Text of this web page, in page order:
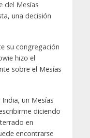
del Mesías
una decisión
su congregación
hizo el
sobre el Mesías
India, un Mesías
diciendo
en
encontrarse